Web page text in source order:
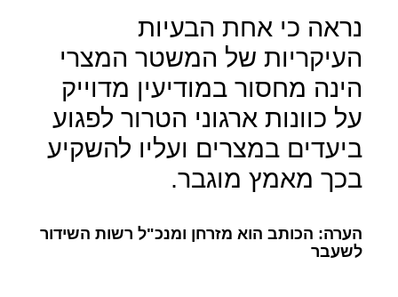
נראה כי אחת הבעיות
העיקריות של המשטר המצרי
הינה מחסור במודיעין מדוייק
על כוונות ארגוני הטרור לפגוע
ביעדים במצרים ועליו להשקיע
בכך מאמץ מוגבר.
הערה: הכותב הוא מזרחן ומנכ"ל רשות השידור
לשעבר